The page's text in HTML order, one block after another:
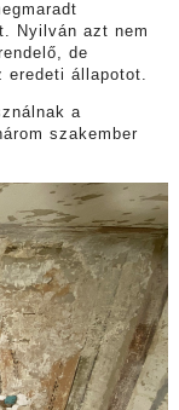
Nyilván azt nem
de
eredeti állapotot.
a
szakember